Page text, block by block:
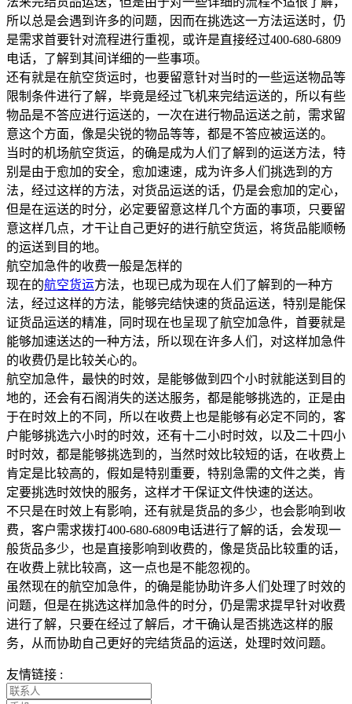
所以总是会遇到许多的问题，因而在挑选这一方法运送时，仍
是需求首要针对流程进行重视，或许是直接经过400-680-6809
电话，了解到其间详细的一些事项。
还有就是在航空货运时，也要留意针对当时的一些运送物品等
限制条件进行了解，毕竟是经过飞机来完结运送的，所以有些
物品是不答应进行运送的，一次在进行物品运送之前，需求留
意这个方面，像是尖锐的物品等等，都是不答应被运送的。
当时的机场航空货运，的确是成为人们了解到的运送方法，特
别是由于愈加的安全，愈加速速，成为许多人们挑选到的方
法，经过这样的方法，对货品运送的话，仍是会愈加的定心，
但是在运送的时分，必定要留意这样几个方面的事项，只要留
意这样几点，才干让自己更好的进行航空货运，将货品能顺畅
的运送到目的地。
航空加急件的收费一般是怎样的
现在的航空货运方法，也现已成为现在人们了解到的一种方
法，经过这样的方法，能够完结快速的货品运送，特别是能保
证货品运送的精准，同时现在也呈现了航空加急件，首要就是
能够加速送达的一种方法，所以现在许多人们，对这样加急件
的收费仍是比较关心的。
航空加急件，最快的时效，是能够做到四个小时就能送到目的
地的，还会有石阁消失的送达服务，都是能够挑选的，正是由
于在时效上的不同，所以在收费上也是能够有必定不同的，客
户能够挑选六小时的时效，还有十二小时时效，以及二十四小
时时效，都是能够挑选到的，当然时效比较短的话，在收费上
肯定是比较高的，假如是特别重要，特别急需的文件之类，肯
定要挑选时效快的服务，这样才干保证文件快速的送达。
不只是在时效上有影响，还有就是货品的多少，也会影响到收
费，客户需求拨打400-680-6809电话进行了解的话，会发现一
般货品多少，也是直接影响到收费的，像是货品比较重的话，
在收费上就比较高，这一点也是不能忽视的。
虽然现在的航空加急件，的确是能协助许多人们处理了时效的
问题，但是在挑选这样加急件的时分，仍是需求提早针对收费
进行了解，只要在经过了解后，才干确认是否挑选这样的服
务，从而协助自己更好的完结货品的运送，处理时效问题。
友情链接 :